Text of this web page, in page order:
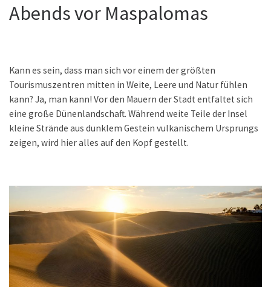
Abends vor Maspalomas
Kann es sein, dass man sich vor einem der größten
Tourismuszentren mitten in Weite, Leere und Natur fühlen
kann? Ja, man kann! Vor den Mauern der Stadt entfaltet sich
eine große Dünenlandschaft. Während weite Teile der Insel
kleine Strände aus dunklem Gestein vulkanischem Ursprungs
zeigen, wird hier alles auf den Kopf gestellt.